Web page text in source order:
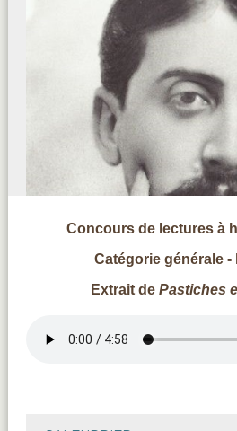
Concours de lectures à
Catégorie générale -
Extrait de Pastiches